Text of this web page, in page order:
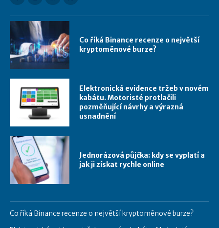
Co říká Binance recenze o největší
kryptoměnové burze?
Elektronická evidence tržeb v novém
kabátu. Motoristé protlačili
pozměňující návrhy a výrazná
usnadnění
Jednorázová půjčka: kdy se vyplatí a
jak ji získat rychle online
Co říká Binance recenze o největší kryptoměnové burze?